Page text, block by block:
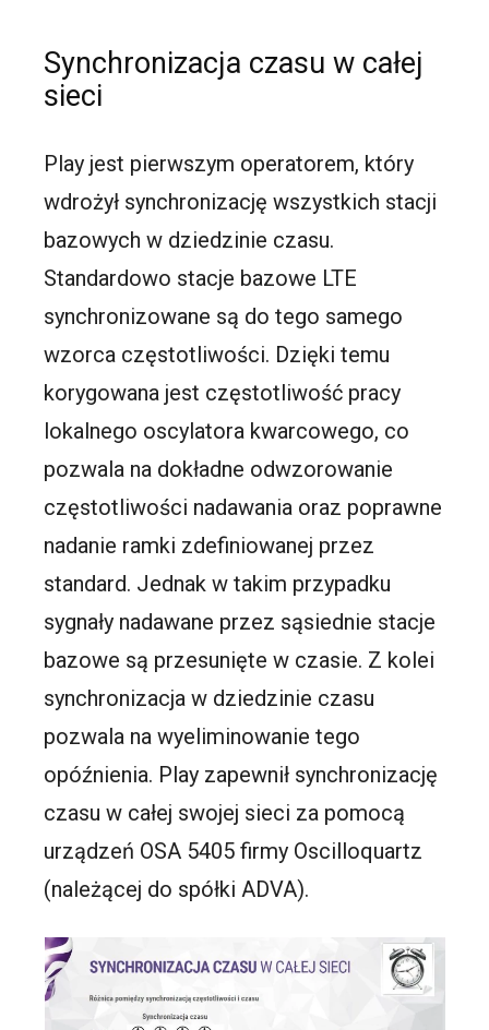
Synchronizacja czasu w całej
sieci
Play jest pierwszym operatorem, który
wdrożył synchronizację wszystkich stacji
bazowych w dziedzinie czasu.
Standardowo stacje bazowe LTE
synchronizowane są do tego samego
wzorca częstotliwości. Dzięki temu
korygowana jest częstotliwość pracy
lokalnego oscylatora kwarcowego, co
pozwala na dokładne odwzorowanie
częstotliwości nadawania oraz poprawne
nadanie ramki zdefiniowanej przez
standard. Jednak w takim przypadku
sygnały nadawane przez sąsiednie stacje
bazowe są przesunięte w czasie. Z kolei
synchronizacja w dziedzinie czasu
pozwala na wyeliminowanie tego
opóźnienia. Play zapewnił synchronizację
czasu w całej swojej sieci za pomocą
urządzeń OSA 5405 firmy Oscilloquartz
(należącej do spółki ADVA).